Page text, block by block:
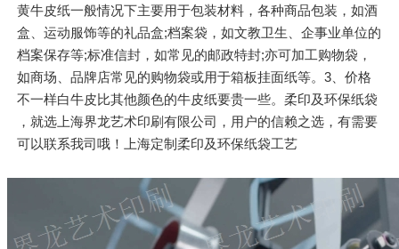
黄牛皮纸一般情况下主要用于包装材料，各种商品包装，如酒
盒、运动服饰等的礼品盒;档案袋，如文教卫生、企事业单位的
档案保存等;标准信封，如常见的邮政特封;亦可加工购物袋，
如商场、品牌店常见的购物袋或用于箱板挂面纸等。3、价格
不一样白牛皮比其他颜色的牛皮纸要贵一些。柔印及环保纸袋
，就选上海界龙艺术印刷有限公司，用户的信赖之选，有需要
可以联系我司哦！上海定制柔印及环保纸袋工艺